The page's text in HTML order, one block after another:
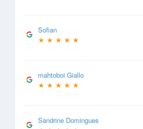
Sofian
★ ★ ★ ★ ★
mahtoboi Giallo
★ ★ ★ ★ ★
Sandrine Domingues